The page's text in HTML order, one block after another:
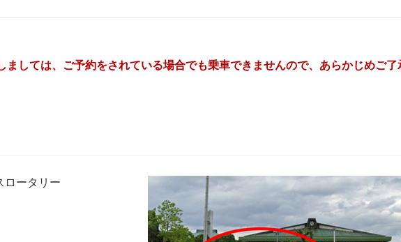
ましては、ご予約をされている場合でも乗車できませんので、あらかじめご了
ロータリー